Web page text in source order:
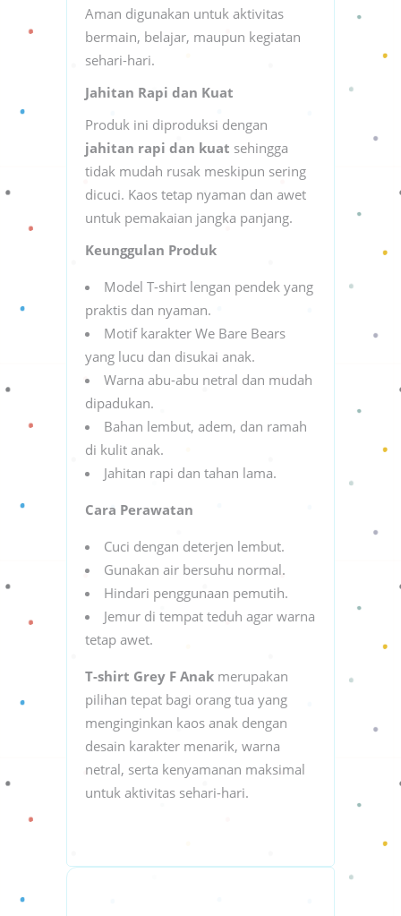
Aman digunakan untuk aktivitas
bermain, belajar, maupun kegiatan
sehari-hari.
Jahitan Rapi dan Kuat
Produk ini diproduksi dengan
jahitan rapi dan kuat sehingga
tidak mudah rusak meskipun sering
dicuci. Kaos tetap nyaman dan awet
untuk pemakaian jangka panjang.
Keunggulan Produk
Model T-shirt lengan pendek yang
praktis dan nyaman.
Motif karakter We Bare Bears
yang lucu dan disukai anak.
Warna abu-abu netral dan mudah
dipadukan.
Bahan lembut, adem, dan ramah
di kulit anak.
Jahitan rapi dan tahan lama.
Cara Perawatan
Cuci dengan deterjen lembut.
Gunakan air bersuhu normal.
Hindari penggunaan pemutih.
Jemur di tempat teduh agar warna
tetap awet.
T-shirt Grey F Anak merupakan
pilihan tepat bagi orang tua yang
menginginkan kaos anak dengan
desain karakter menarik, warna
netral, serta kenyamanan maksimal
untuk aktivitas sehari-hari.